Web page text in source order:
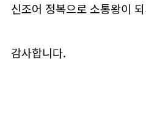
신조어 정복으로 소통왕이
감사합니다.